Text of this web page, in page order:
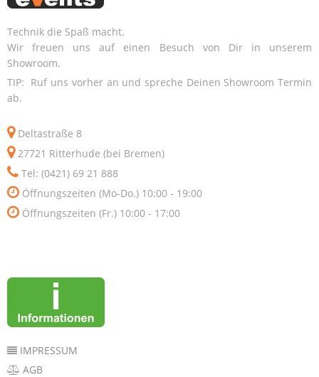
Technik die Spaß macht.
Wir freuen uns auf einen Besuch von Dir in unserem
Showroom.
TIP: Ruf uns vorher an und spreche Deinen Showroom Termin
ab.
Deltastraße 8
27721 Ritterhude (bei Bremen)
Tel: (0421) 69 21 888
Öffnungszeiten (Mo-Do.) 10:00 - 19:00
Öffnungszeiten (Fr.) 10:00 - 17:00
IMPRESSUM
AGB